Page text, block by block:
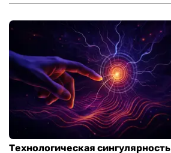
Технологическая сингулярность